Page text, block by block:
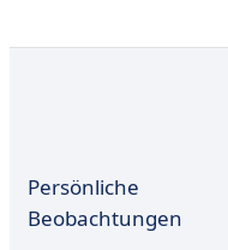
Persönliche
Beobachtungen